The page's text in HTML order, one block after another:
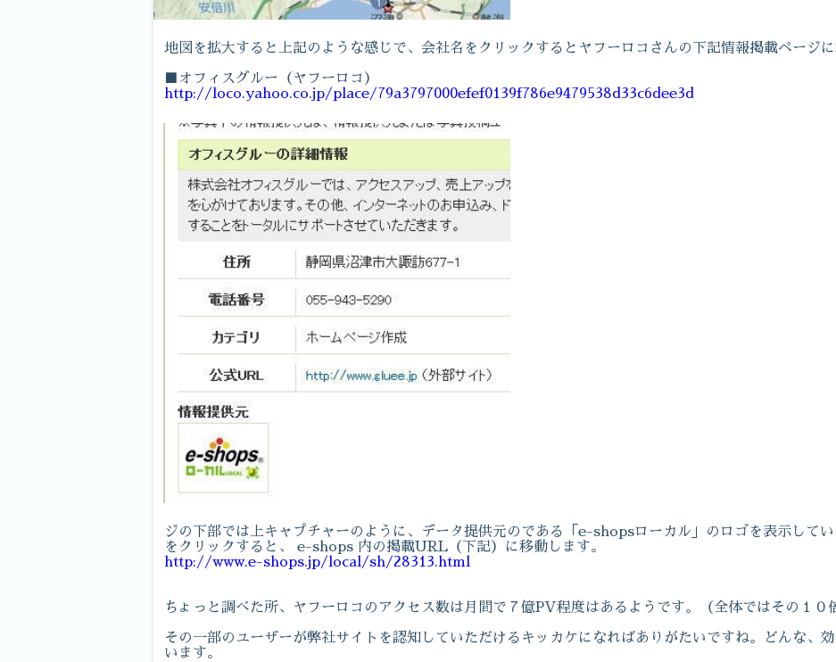
地図を拡大すると上記のような感じで、会社名をクリックするとヤフーロコさんの下記情報掲載ページに
■オフィスグルー（ヤフーロコ）
http://loco.yahoo.co.jp/place/79a3797000efef0139f786e9479538d33c6dee3d
ジの下部では上キャプチャーのように、データ提供元のである「e-shopsローカル」のロゴを表示して
をクリックすると、 e-shops 内の掲載URL（下記）に移動します。
http://www.e-shops.jp/local/sh/28313.html
ちょっと調べた所、ヤフーロコのアクセス数は月間で７億PV程度はあるようです。（全体ではその１０
その一部のユーザーが弊社サイトを認知していただけるキッカケになればありがたいですね。どんな、
います。